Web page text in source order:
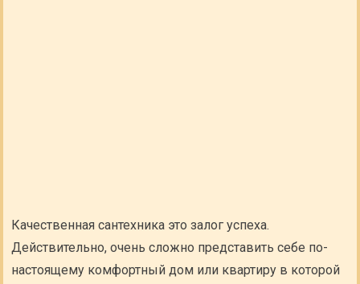
Качественная сантехника это залог успеха.
Действительно, очень сложно представить себе по-
настоящему комфортный дом или квартиру в которой